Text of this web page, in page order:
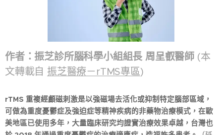
作者：振芝診所腦科學小組組長 周呈叡醫師 (本
文轉載自 振芝醫療－rTMS專區)
rTMS 重複經顱磁刺激是以強磁場去活化或抑制特定腦部區域，
可做為重度憂鬱症及強迫症等精神疾病的非藥物治療模式，在歐
美地區已使用多年，大量臨床研究均證實治療效果卓越，台灣也